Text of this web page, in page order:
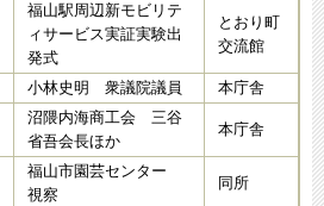
福山駅周辺新モビリテ
ィサービス実証実験出
発式
とおり町
交流館
小林史明 衆議院議員
本庁舎
沼隈内海商工会 三谷
省吾会長ほか
本庁舎
福山市園芸センター
視察
同所